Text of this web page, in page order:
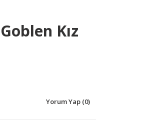
Kız
Yorum Yap (0)